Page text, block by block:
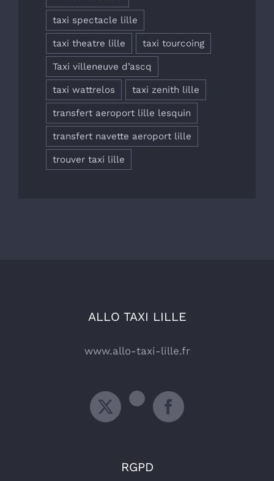
taxi spectacle lille
taxi theatre lille taxi tourcoing
Taxi villeneuve d’ascq
taxi wattrelos taxi zenith lille
transfert aeroport lille lesquin
transfert navette aeroport lille
trouver taxi lille
ALLO TAXI LILLE
www.allo-taxi-lille.fr
RGPD